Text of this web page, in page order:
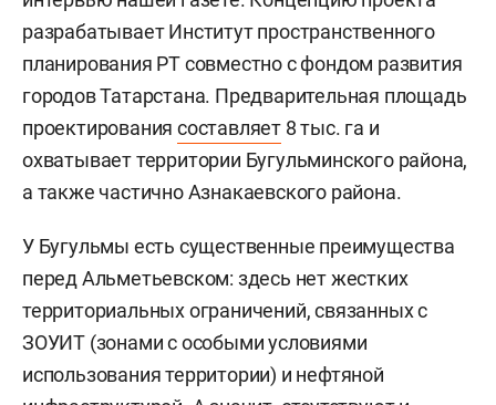
разрабатывает Институт пространственного
планирования РТ совместно с фондом развития
городов Татарстана. Предварительная площадь
проектированиясоставляет 8 тыс. га и
охватывает территории Бугульминского района,
а также частично Азнакаевского района.
У Бугульмы есть существенные преимущества
перед Альметьевском: здесь нет жестких
территориальных ограничений, связанных с
ЗОУИТ (зонами с особыми условиями
использования территории) и нефтяной